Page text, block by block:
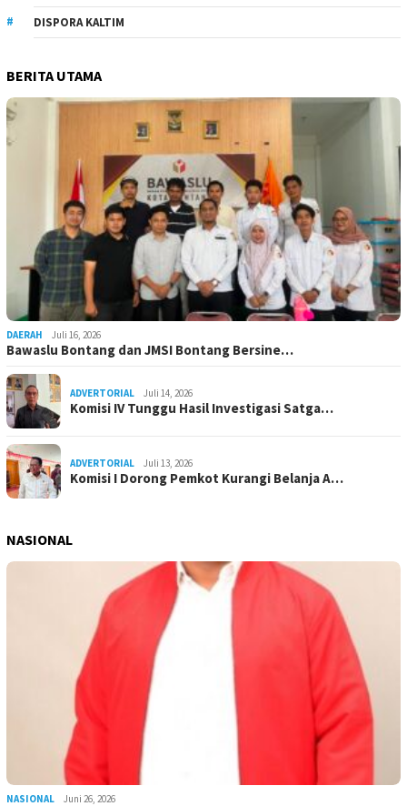
DISPORA KALTIM
BERITA UTAMA
DAERAH Juli 16, 2026
Bawaslu Bontang dan JMSI Bontang Bersine…
ADVERTORIAL Juli 14, 2026
Komisi IV Tunggu Hasil Investigasi Satga…
ADVERTORIAL Juli 13, 2026
Komisi I Dorong Pemkot Kurangi Belanja A…
NASIONAL
NASIONAL Juni 26, 2026